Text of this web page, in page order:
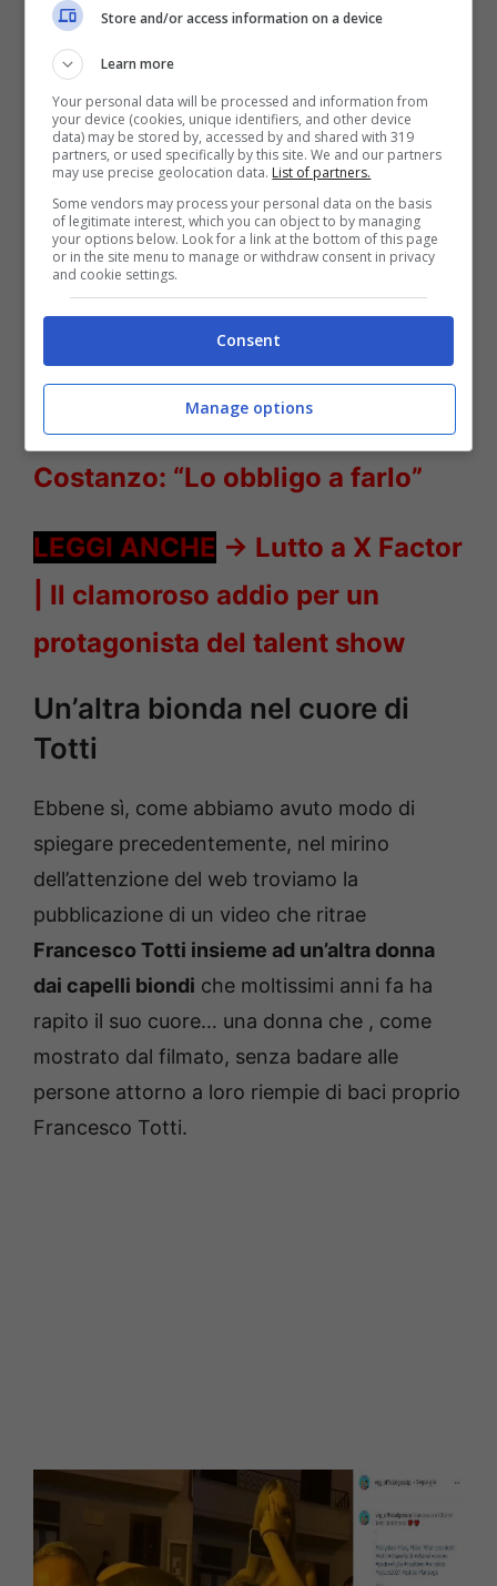
Francesco Totti con un’altra – Solonotizie24
LEGGI ANCHE->Maria De Filippi,
rompe il silenzio su Maurizio
Costanzo: “Lo obbligo a farlo”
LEGGI ANCHE -> Lutto a X Factor
| Il clamoroso addio per un
protagonista del talent show
Un’altra bionda nel cuore di
Totti
Ebbene sì, come abbiamo avuto modo di
spiegare precedentemente, nel mirino
dell’attenzione del web troviamo la
pubblicazione di un video che ritrae
Francesco Totti insieme ad un’altra donna
dai capelli biondi che moltissimi anni fa ha
rapito il suo cuore… una donna che , come
mostrato dal filmato, senza badare alle
persone attorno a loro riempie di baci proprio
Francesco Totti.
Store and/or access information on a device
Learn more
Your personal data will be processed and information from
your device (cookies, unique identifiers, and other device
data) may be stored by, accessed by and shared with 319
partners, or used specifically by this site. We and our partners
may use precise geolocation data. List of partners.
Some vendors may process your personal data on the basis
of legitimate interest, which you can object to by managing
your options below. Look for a link at the bottom of this page
or in the site menu to manage or withdraw consent in privacy
and cookie settings.
Consent
Manage options